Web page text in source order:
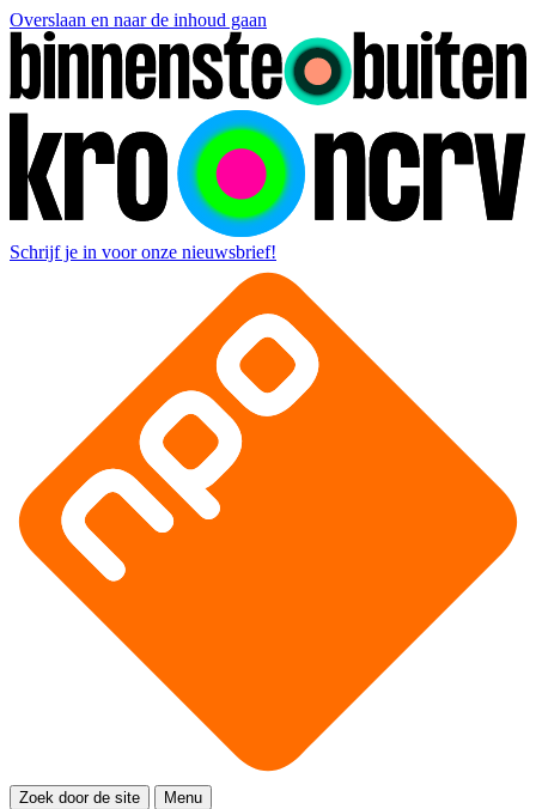
Overslaan en naar de inhoud gaan
Schrijf je in voor onze nieuwsbrief!
Zoek door de site Menu